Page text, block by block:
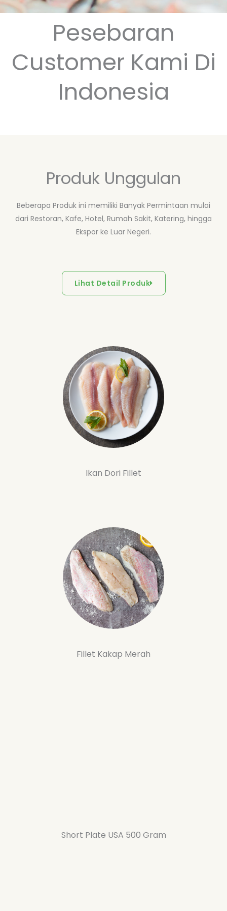
k a
m
Pesebaran
Customer Kami Di
Indonesia
Produk Unggulan
Beberapa Produk ini memiliki Banyak Permintaan mulai
dari Restoran, Kafe, Hotel, Rumah Sakit, Katering, hingga
Ekspor ke Luar Negeri.
Lihat Detail Produk
Ikan Dori Fillet
Fillet Kakap Merah
Short Plate USA 500 Gram